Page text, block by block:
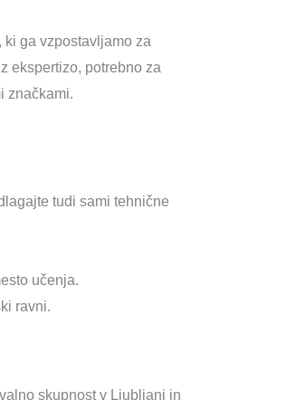
ki ga vzpostavljamo za
ekspertizo, potrebno za
značkami.
tudi sami tehnične
učenja.
ravni.
skupnost v Ljubljani in